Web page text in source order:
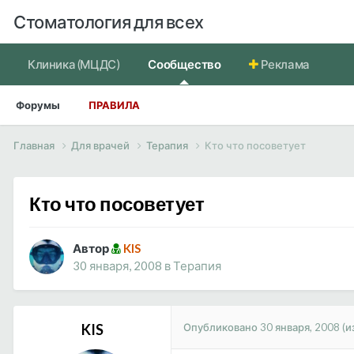
Стоматология для всех
Клиника (МЦДС) Сообщество
Форумы ПРАВИЛА
Реклама
Главная Для врачей Терапия Кто что посоветует
Кто что посоветует
Автор
KIS
30 января, 2008 вТерапия
KIS Опубликовано 30 января, 2008